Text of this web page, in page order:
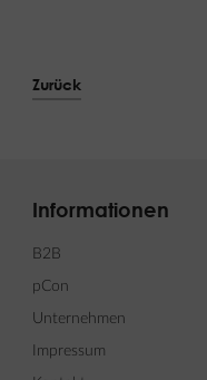
Zurück
Informationen
B2B
pCon
Unternehmen
Impressum